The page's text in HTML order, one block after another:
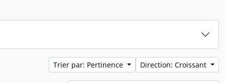
Trier par: Pertinence Direction: Croissant